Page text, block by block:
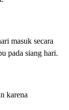
masuk secara
pada siang hari.
karena